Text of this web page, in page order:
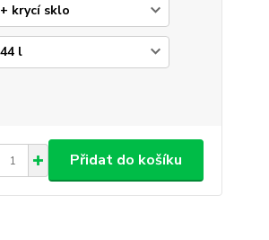
Přidat do košíku